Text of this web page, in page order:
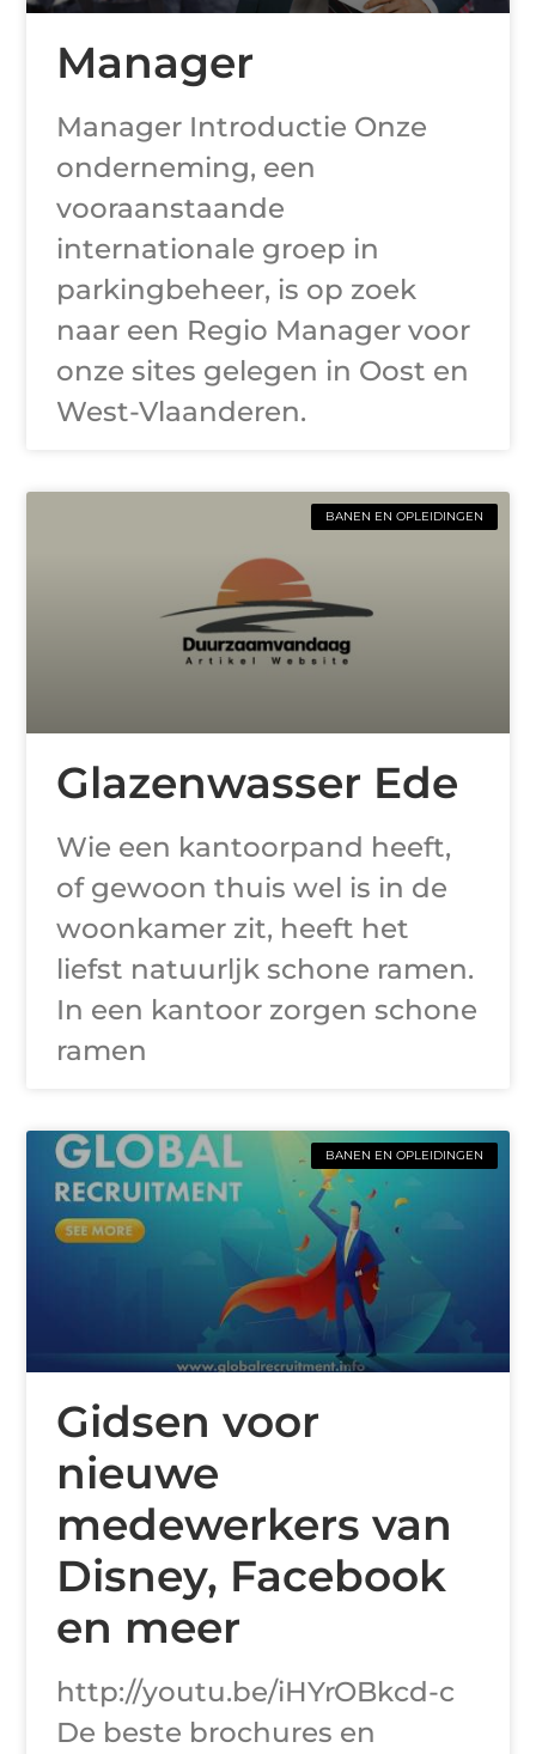
Manager
Manager Introductie Onze
onderneming, een
vooraanstaande
internationale groep in
parkingbeheer, is op zoek
naar een Regio Manager voor
onze sites gelegen in Oost en
West-Vlaanderen.
BANEN EN OPLEIDINGEN
Glazenwasser Ede
Wie een kantoorpand heeft,
of gewoon thuis wel is in de
woonkamer zit, heeft het
liefst natuurljk schone ramen.
In een kantoor zorgen schone
ramen
BANEN EN OPLEIDINGEN
Gidsen voor
nieuwe
medewerkers van
Disney, Facebook
en meer
http://youtu.be/iHYrOBkcd-c
De beste brochures en